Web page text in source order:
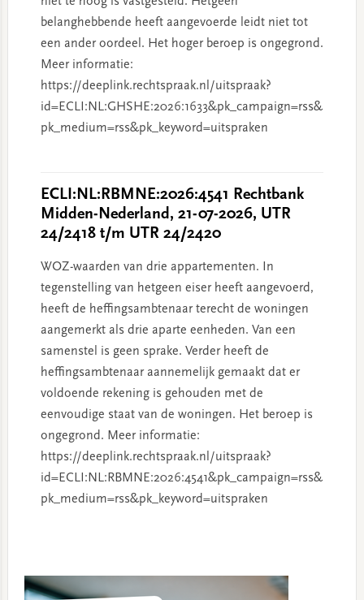
belanghebbende heeft aangevoerde leidt niet tot
een ander oordeel. Het hoger beroep is ongegrond.
Meer informatie:
https://deeplink.rechtspraak.nl/uitspraak?
id=ECLI:NL:GHSHE:2026:1633&pk_campaign=rss&
pk_medium=rss&pk_keyword=uitspraken
ECLI:NL:RBMNE:2026:4541 Rechtbank
Midden-Nederland, 21-07-2026, UTR
24/2418 t/m UTR 24/2420
WOZ-waarden van drie appartementen. In
tegenstelling van hetgeen eiser heeft aangevoerd,
heeft de heffingsambtenaar terecht de woningen
aangemerkt als drie aparte eenheden. Van een
samenstel is geen sprake. Verder heeft de
heffingsambtenaar aannemelijk gemaakt dat er
voldoende rekening is gehouden met de
eenvoudige staat van de woningen. Het beroep is
ongegrond. Meer informatie:
https://deeplink.rechtspraak.nl/uitspraak?
id=ECLI:NL:RBMNE:2026:4541&pk_campaign=rss&
pk_medium=rss&pk_keyword=uitspraken
Sidebar